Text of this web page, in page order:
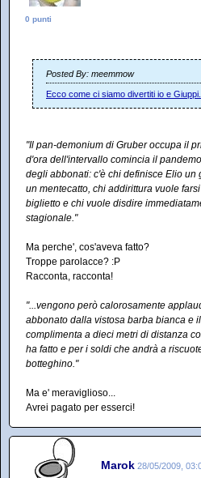
0 punti
Posted By: meemmow
Ecco come ci siamo divertiti io e Giuppi.
"Il pan-demonium di Gruber occupa il
d'ora dell'intervallo comincia il
degli abbonati: c'è chi definisce Elio un
un mentecatto, chi addirittura vuole
biglietto e chi vuole disdire
stagionale."
Ma perche', cos'aveva fatto?
Troppe parolacce? :P
Racconta, racconta!
"...vengono però calorosamente
abbonato dalla vistosa barba bianca e
complimenta a dieci metri di distanza
ha fatto e per i soldi che andrà a
botteghino."
Ma e' meraviglioso...
Avrei pagato per esserci!
Marok 28/05/2009,